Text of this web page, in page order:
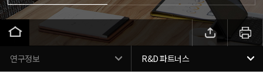
연구정보 R&D 파트너스